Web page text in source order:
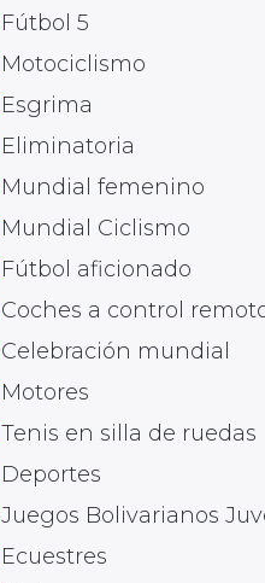
Fútbol 5
Motociclismo
Esgrima
Eliminatoria
Mundial femenino
Mundial Ciclismo
Fútbol aficionado
Coches a control
Celebración mundial
Motores
Tenis en silla de ruedas
Deportes
Juegos Bolivarianos
Ecuestres